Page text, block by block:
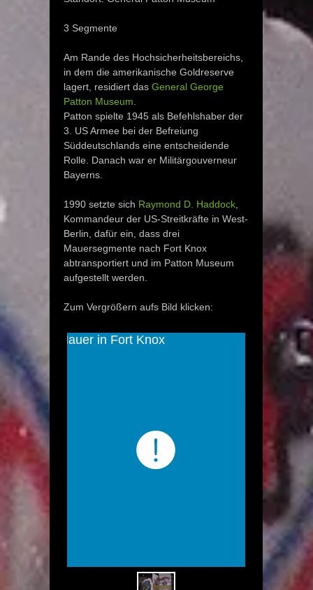
3 Segmente
Am Rande des Hochsicherheitsbereichs,
in dem die amerikanische Goldreserve
lagert, residiert das General George
Patton Museum
Patton spielte 1945 als Befehlshaber der
3. US Armee bei der Befreiung
Süddeutschlands eine entscheidende
Rolle. Danach war er Militärgouverneur
Bayerns.
1990 setzte sich Raymond D. Haddock
Kommandeur der US-Streitkräfte in West-
Berlin, dafür ein, dass drei
Mauersegmente nach Fort Knox
abtransportiert und im Patton Museum
aufgestellt werden.
Zum Vergrößern aufs Bild klicken: